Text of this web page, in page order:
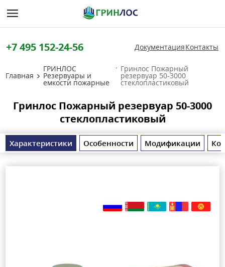
+7 495 152-24-56 ДокументацияКонтакты
Главная
ГРИНЛОС
Резервуары и
емкости пожарные
Гринлос Пожарный
резервуар 50-3000
стеклопластиковый
Гринлос Пожарный резервуар 50-3000
стеклопластиковый
Характеристики Особенности Модификации